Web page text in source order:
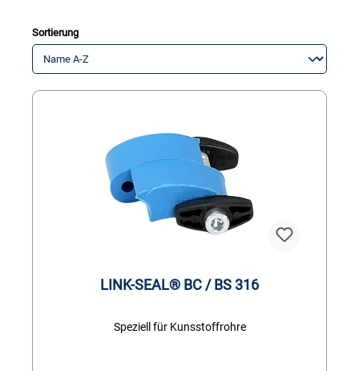
Sortierung
LINK-SEAL® BC / BS 316
Speziell für Kunsstoffrohre